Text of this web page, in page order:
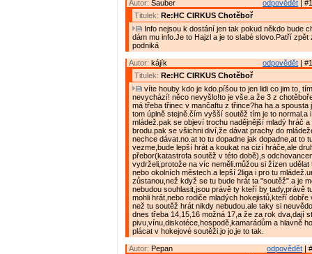
odpovědět |
Autor: Sauber
Titulek: Re:HC CIRKUS Chotěboř
Info nejsou k dostání jen tak pokud někdo bude
dám mu info.Je to Hajzl a je to slabé slovo.Patří zpět
podniká
odpovědět |
Autor: kájík
Titulek: Re:HC CIRKUS Chotěboř
víte houby kdo je kdo.píšou to jen lidi co jim to,
nevychází! něco nevyšlo!to je vše.a že 3 z
má třeba třinec v mančaftu z třince?ha ha.a spousta
tom úplně stejně.čím vyšší soutěž tím je to normal.a
mládež.pak se objeví trochu nadějnější mladý hráč a
brodu.pak se všichni diví,že dávat prachy do
nechce dávat.no.at to tu dopadne jak dopadne,at to
vezme,bude lepší hrát a koukat na cizí hráče,ale
přebor(katastrofa soutěž v této době),s
vydrželi,protože na víc neměli.můžou si žízen udělat
nebo okolních městech.a lepší 2liga i pro tu
zůstanou,než když se tu bude hrát ta "soutěž".a je
nebudou souhlasit,jsou právě ty kteří by tady,právě
mohli hrát,nebo rodiče mladých hokejistů,kteří
než tu soutěž hrát nikdy nebudou.ale taky si
dnes třeba 14,15,16 možná 17,a že za rok dva,dají
pivu,vínu,diskotéce,hospodě,kamarádům a hlavně
plácat v hokejové soutěži.jo jo,je to tak.
odpovědět |
Autor: Pepan